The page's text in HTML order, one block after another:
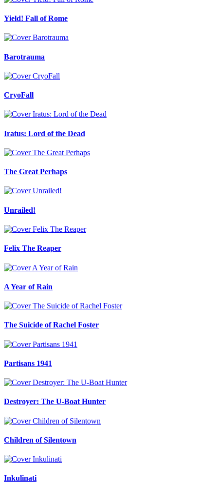
Yield! Fall of Rome
Barotrauma
CryoFall
Iratus: Lord of the Dead
The Great Perhaps
Unrailed!
Felix The Reaper
A Year of Rain
The Suicide of Rachel Foster
Partisans 1941
Destroyer: The U-Boat Hunter
Children of Silentown
Inkulinati